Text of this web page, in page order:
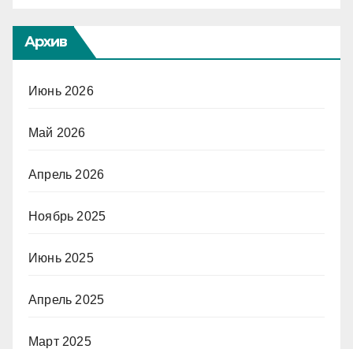
Архив
Июнь 2026
Май 2026
Апрель 2026
Ноябрь 2025
Июнь 2025
Апрель 2025
Март 2025